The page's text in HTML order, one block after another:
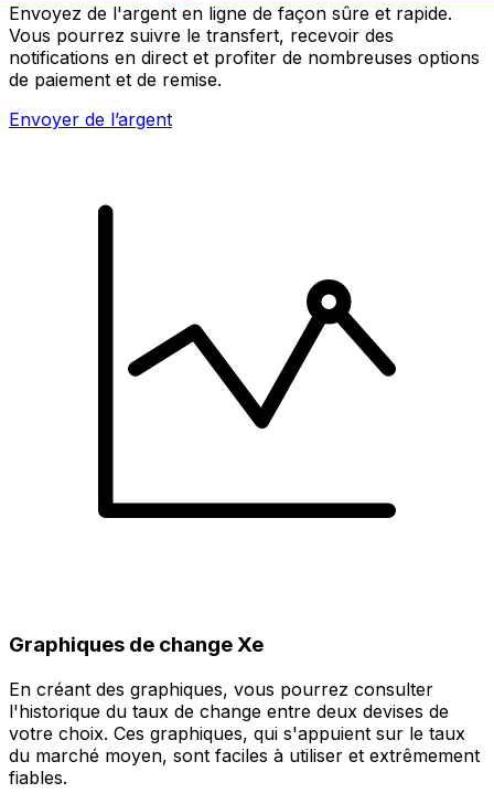
Envoyez de l'argent en ligne de façon sûre et rapide.
Vous pourrez suivre le transfert, recevoir des
notifications en direct et profiter de nombreuses options
de paiement et de remise.
Envoyer de l’argent
Graphiques de change Xe
En créant des graphiques, vous pourrez consulter
l'historique du taux de change entre deux devises de
votre choix. Ces graphiques, qui s'appuient sur le taux
du marché moyen, sont faciles à utiliser et extrêmement
fiables.